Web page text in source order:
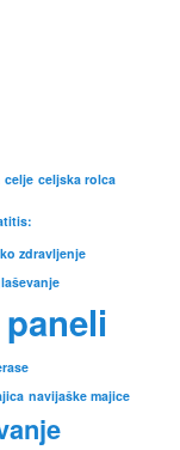
celje celjska rolca
zdravljenje
navijaške majice